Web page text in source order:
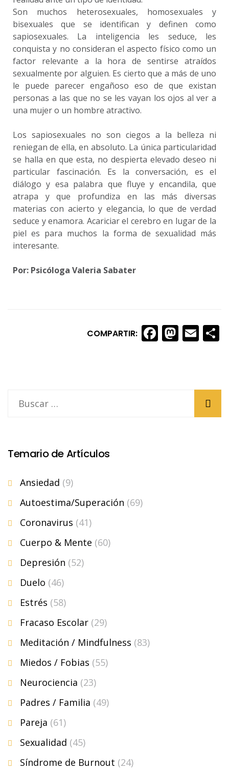
Son muchos heterosexuales, homosexuales y
bisexuales que se identifican y definen como
sapiosexuales. La inteligencia les seduce, les
conquista y no consideran el aspecto físico como un
factor relevante a la hora de sentirse atraídos
sexualmente por alguien. Es cierto que a más de uno
le puede parecer engañoso eso de que existan
personas a las que no se les vayan los ojos al ver a
una mujer o un hombre atractivo.
Los sapiosexuales no son ciegos a la belleza ni
reniegan de ella, en absoluto. La única particularidad
se halla en que esta, no despierta elevado deseo ni
particular fascinación. Es la conversación, es el
diálogo y esa palabra que fluye y encandila, que
atrapa y que profundiza en las más diversas
materias con acierto y elegancia, lo que de verdad
seduce y enamora. Acariciar el cerebro en lugar de la
piel es para muchos la forma de sexualidad más
interesante.
Por: Psicóloga Valeria Sabater
COMPARTIR:
Temario de Artículos
Ansiedad (9)
Autoestima/Superación (69)
Coronavirus (41)
Cuerpo & Mente (60)
Depresión (52)
Duelo (46)
Estrés (58)
Fracaso Escolar (29)
Meditación / Mindfulness (83)
Miedos / Fobias (55)
Neurociencia (23)
Padres / Familia (49)
Pareja (61)
Sexualidad (45)
Síndrome de Burnout (24)